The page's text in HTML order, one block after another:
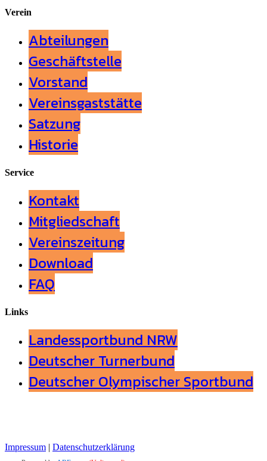
Verein
Abteilungen
Geschäftstelle
Vorstand
Vereinsgaststätte
Satzung
Historie
Service
Kontakt
Mitgliedschaft
Vereinszeitung
Download
FAQ
Links
Landessportbund NRW
Deutscher Turnerbund
Deutscher Olympischer Sportbund
Impressum
Datenschutzerklärung